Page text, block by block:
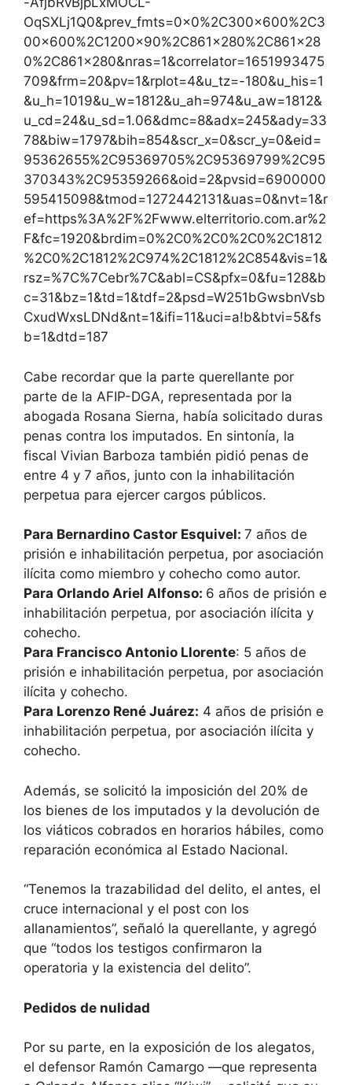
OqSXLj1Q0&prev_fmts=0x0%2C300x600%2C3
00x600%2C1200x90%2C861x280%2C861x28
0%2C861x280&nras=1&correlator=1651993475
709&frm=20&pv=1&rplot=4&u_tz=-180&u_his=1
&u_h=1019&u_w=1812&u_ah=974&u_aw=1812&
u_cd=24&u_sd=1.06&dmc=8&adx=245&ady=33
78&biw=1797&bih=854&scr_x=0&scr_y=0&eid=
95362655%2C95369705%2C95369799%2C95
370343%2C95359266&oid=2&pvsid=6900000
595415098&tmod=1272442131&uas=0&nvt=1&r
ef=https%3A%2F%2Fwww.elterritorio.com.ar%2
F&fc=1920&brdim=0%2C0%2C0%2C0%2C1812
%2C0%2C1812%2C974%2C1812%2C854&vis=1&
rsz=%7C%7Cebr%7C&abl=CS&pfx=0&fu=128&b
c=31&bz=1&td=1&tdf=2&psd=W251bGwsbnVsb
CxudWxsLDNd&nt=1&ifi=11&uci=a!b&btvi=5&fs
b=1&dtd=187
Cabe recordar que la parte querellante por
parte de la AFIP-DGA, representada por la
abogada Rosana Sierna, había solicitado duras
penas contra los imputados. En sintonía, la
fiscal Vivian Barboza también pidió penas de
entre 4 y 7 años, junto con la inhabilitación
perpetua para ejercer cargos públicos.
Para Bernardino Castor Esquivel: 7 años de
prisión e inhabilitación perpetua, por asociación
ilícita como miembro y cohecho como autor.
Para Orlando Ariel Alfonso: 6 años de prisión e
inhabilitación perpetua, por asociación ilícita y
cohecho.
Para Francisco Antonio Llorente: 5 años de
prisión e inhabilitación perpetua, por asociación
ilícita y cohecho.
Para Lorenzo René Juárez: 4 años de prisión e
inhabilitación perpetua, por asociación ilícita y
cohecho.
Además, se solicitó la imposición del 20% de
los bienes de los imputados y la devolución de
los viáticos cobrados en horarios hábiles, como
reparación económica al Estado Nacional.
“Tenemos la trazabilidad del delito, el antes, el
cruce internacional y el post con los
allanamientos”, señaló la querellante, y agregó
que “todos los testigos confirmaron la
operatoria y la existencia del delito”.
Pedidos de nulidad
Por su parte, en la exposición de los alegatos,
el defensor Ramón Camargo —que representa